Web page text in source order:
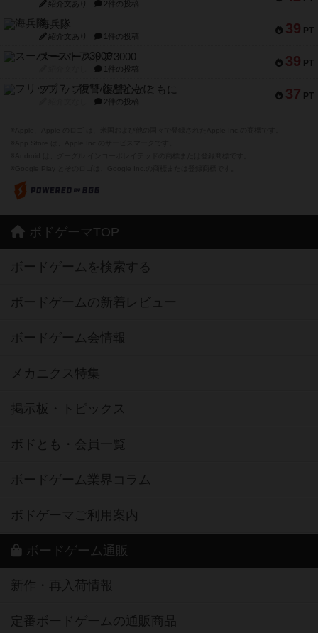
紹介文あり 2件の投稿
39 PT
海兵隊
紹介文あり 1件の投稿
39 PT
スーパーストア3000
1件の投稿
37 PT
フリップ７：復讐心とともに
2件の投稿
ボドゲーマTOP
ボードゲームを検索する
ボードゲームの新着レビュー
ボードゲーム会情報
メカニクス特集
掲示板・トピックス
ボドとも・会員一覧
ボードゲーム業界コラム
ボドゲーマご利用案内
ボードゲーム通販
新作・再入荷情報
定番ボードゲームの通販商品